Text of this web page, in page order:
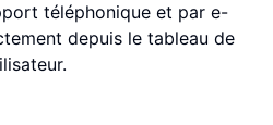
téléphonique et par e-
depuis le tableau de